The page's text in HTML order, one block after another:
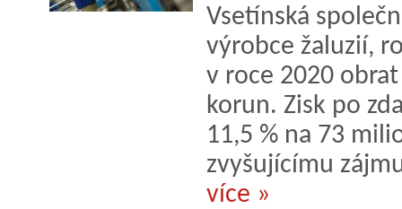
Vsetínská
výrobce žaluzií,
v roce 2020
korun. Zisk po
11,5 % na 73
zvyšujícímu
více »